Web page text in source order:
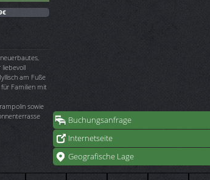
Buchungsanfrage
Internetseite
Geografische Lage
am Fuße
Familien mit
sowie